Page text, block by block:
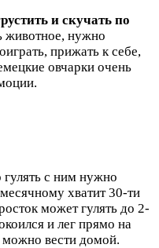
и скучать по
животное, нужно
прижать к себе,
овчарки очень
гулять с ним нужно
хватит 30-ти
может гулять до 2-
и лег прямо на
можно вести домой.